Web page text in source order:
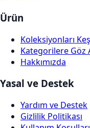
Ürün
Koleksiyonları
Kategorilere Göz
Hakkımızda
Yasal ve Destek
Yardım ve Destek
Gizlilik Politikası